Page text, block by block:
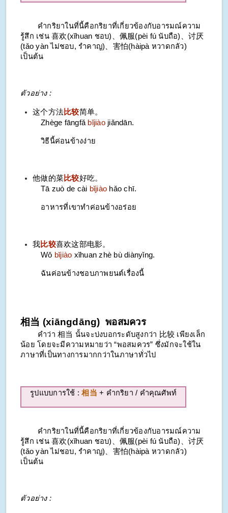
คำกริยาในที่นี้คือกริยาที่เกี่ยวข้องกับอารมณ์ความ
รู้สึก เช่น 喜欢(xǐhuan ชอบ)、佩服(pèi fú นับถือ)、讨厌
(tǎo yànไม่ชอบ, รำคาญ)、害怕(hàipà หวาดกลัว)
เป็นต้น
ตัวอย่าง :
这个方法比较简单。
Zhège fāngfǎ bǐjiàojiǎndān.
วิธีนี้ค่อนข้างง่าย
他做的菜比较好吃。
Tā zuò de cài bǐjiào hǎo chī.
อาหารที่เขาทำค่อนข้างอร่อย
我比较喜欢这部电影。
Wǒ bǐjiào xǐhuan zhè bù diànyǐng.
ฉันค่อนข้างชอบภาพยนต์เรื่องนี้
相当 (xiāngdāng) พอสมควร
คำว่า 相当 นั้นจะบ่งบอกระดับสูงกว่า 比较 เพียงเล็ก
น้อย โดยจะมีความหมายว่า “พอสมควร” ซึ่งมักจะใช้ใน
ภาษาที่เป็นทางการมากกว่าในภาษาทั่วไป
รูปแบบการใช้ :相当 + คำกริยา / คำคุณศัพท์
คำกริยาในที่นี้คือกริยาที่เกี่ยวข้องกับอารมณ์ความ
รู้สึก เช่น 喜欢(xǐhuan ชอบ)、佩服(pèi fú นับถือ)、讨厌
(tǎo yànไม่ชอบ, รำคาญ)、害怕(hàipà หวาดกลัว)
เป็นต้น
ตัวอย่าง :